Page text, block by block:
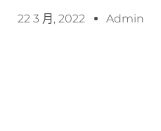
22 3 月, 2022 Admin